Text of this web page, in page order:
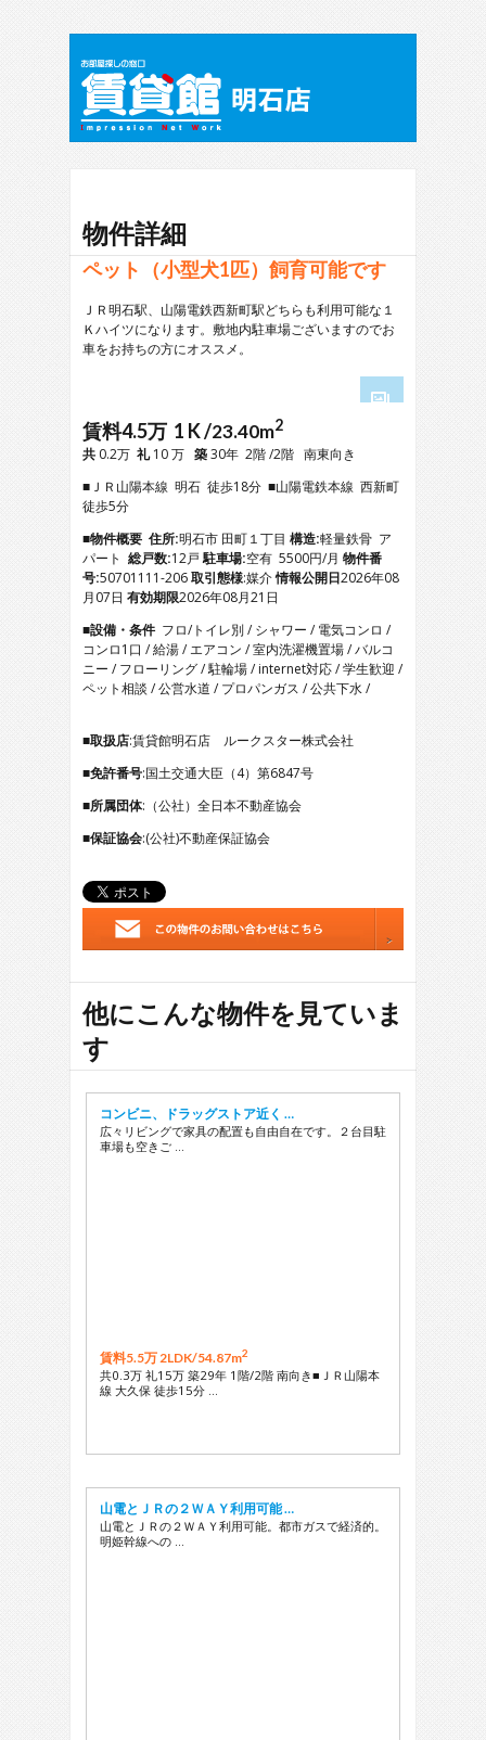
物件詳細
ペット（小型犬1匹）飼育可能です
ＪＲ明石駅、山陽電鉄西新町駅どちらも利用可能な１
Ｋハイツになります。敷地内駐車場ございますのでお
車をお持ちの方にオススメ。
4
6
7
8
9
11
12
13
賃料4.5万 1 K /23.40m2
共 0.2万 礼10 万 築30年 2階 /2階 南東向き
■ＪＲ山陽本線 明石 徒歩18分 ■山陽電鉄本線 西新町
徒歩5分
■物件概要 住所:明石市 田町１丁目 構造:軽量鉄骨 ア
パート 総戸数:12戸駐車場:空有 5500円/月 物件番
号:50701111-206取引態様:媒介情報公開日2026年08
月07日 有効期限2026年08月21日
■設備・条件 フロ/トイレ別 / シャワー / 電気コンロ /
コンロ1口 / 給湯 / エアコン / 室内洗濯機置場 / バルコ
ニー / フローリング / 駐輪場 / internet対応 / 学生歓迎 /
ペット相談 / 公営水道 / プロパンガス / 公共下水 /
■取扱店:賃貸館明石店 ルークスター株式会社
■免許番号:国土交通大臣（4）第6847号
■所属団体:（公社）全日本不動産協会
■保証協会:(公社)不動産保証協会
他にこんな物件を見ていま
す
コンビニ、ドラッグストア近く …
広々リビングで家具の配置も自由自在です。２台目駐
車場も空きご …
賃料5.5万 2LDK/54.87m2
共0.3万 礼15万 築29年 1階/2階 南向き■ＪＲ山陽本
線 大久保 徒歩15分 …
山電とＪＲの２ＷＡＹ利用可能 …
山電とＪＲの２ＷＡＹ利用可能。都市ガスで経済的。
明姫幹線への …